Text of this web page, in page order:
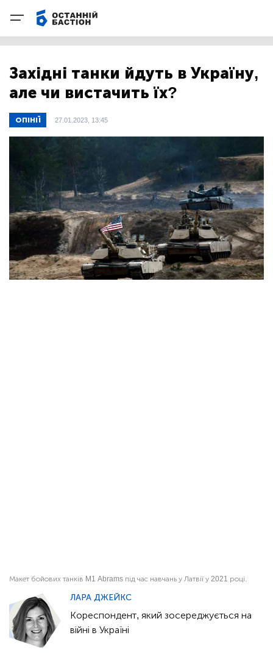
Західні танки йдуть в Україну,
але чи вистачить їх?
ОПІНІЇ 27.01.2023, 13:45
Макет бойових танків M1 Abrams під час навчань у Латвії у 2021 році.
ЛАРА ДЖЕЙКС
Кореспондент, який зосереджується на
війні в Україні